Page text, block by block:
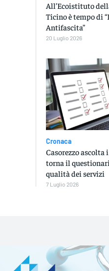
All’Ecoistituto
Ticino è tempo di
Antifascita”
20 Luglio 2026
Cronaca
Casorezzo
torna il
qualità dei servizi
7 Luglio 2026